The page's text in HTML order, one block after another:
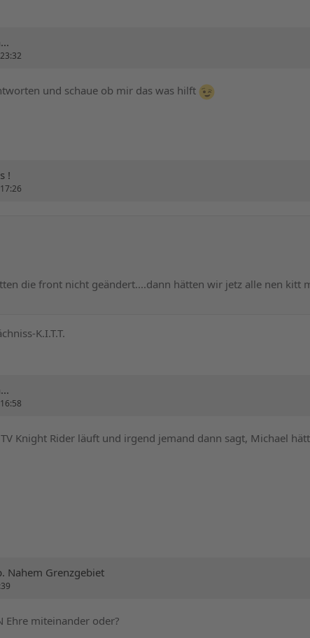
und schaue ob mir das was hilft
!
die front nicht geändert....dann hätten wir jetz alle nen kitt
K.I.T.T.
Knight Rider läuft und irgend jemand dann sagt, Michael
Nahem Grenzgebiet
Ehre miteinander oder?